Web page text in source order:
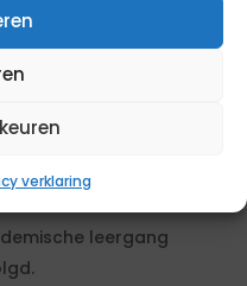
verklaring
over een afgeronde
jaar ervaring in HR-
leergang